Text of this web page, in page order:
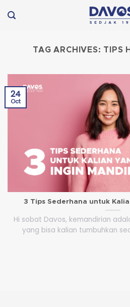
to
TAG ARCHIVES: TIPS
3 Tips Sederhana untuk
Hi sobat Davos, kemandirian
yang bisa kalian tumbuhkan
24
Oct